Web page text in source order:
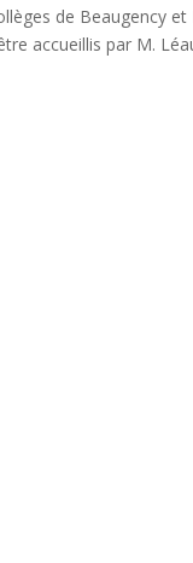
de Beaugency
accueillis par M.